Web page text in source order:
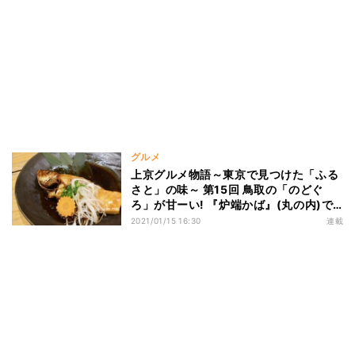
グルメ
上京グルメ物語～東京で見つけた「ふる
さと」の味～ 第15回 鳥取の「のどぐ
ろ」が甘ーい! 『炉端かば』(丸の内)で
じゃんこと食べよう
2021/01/15 16:30 連載